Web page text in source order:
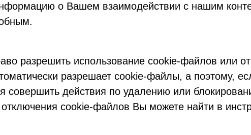
о Вашем взаимодействии с нашим
разрешить использование cookie-файлов или
разрешает cookie-файлы, а поэтому,
совершить действия по удалению или
cookie-файлов Вы можете найти в